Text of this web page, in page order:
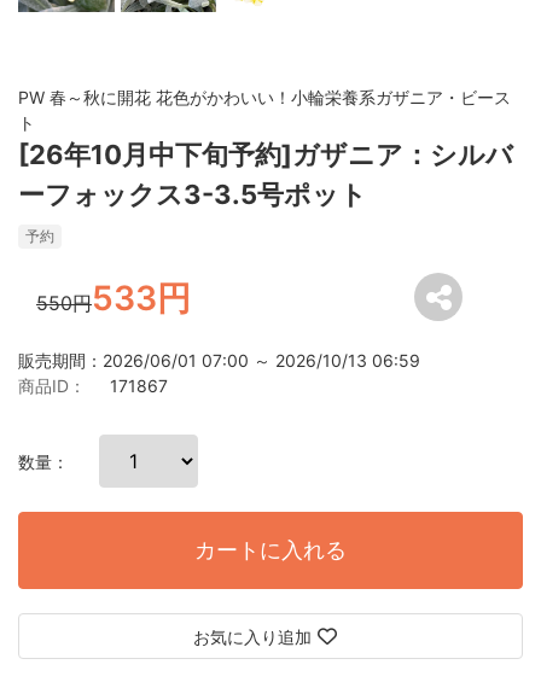
PW 春～秋に開花 花色がかわいい！小輪栄養系ガザニア・ビース
ト
[26年10月中下旬予約]ガザニア：シルバ
ーフォックス3-3.5号ポット
予約
550円533円
販売期間：2026/06/01 07:00 ～ 2026/10/13 06:59
商品ID：
171867
数量：
カートに入れる
お気に入り追加